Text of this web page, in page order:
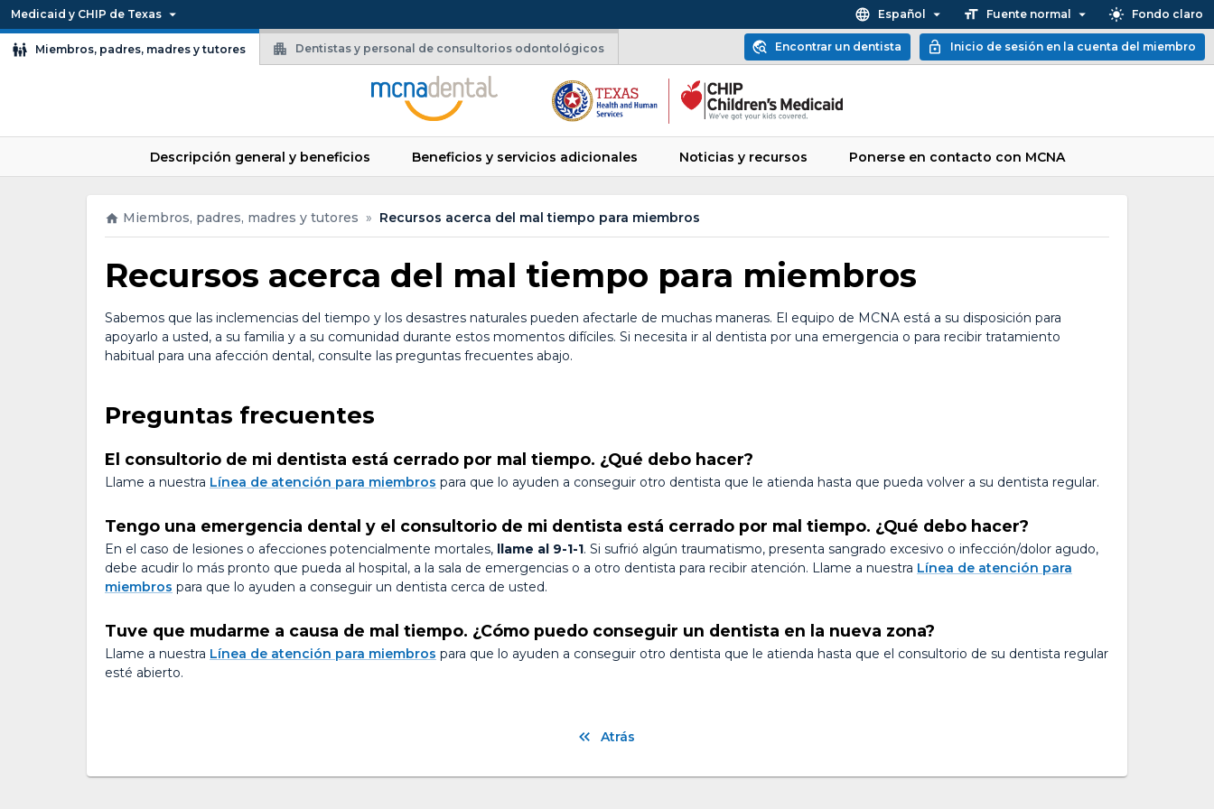
Medicaid y CHIP de Texas Español Fuente normal Fondo claro
Miembros, padres, madres y tutores Dentistas y personal de consultorios odontológicos Encontrar un dentista Inicio de sesión en la cuenta del miembro
Descripción general y beneficios Beneficios y servicios adicionales Noticias y recursos Ponerse en contacto con MCNA
Miembros, padres, madres y tutores » Recursos acerca del mal tiempo para miembros
Recursos acerca del mal tiempo para miembros
Sabemos que las inclemencias del tiempo y los desastres naturales pueden afectarle de muchas maneras. El equipo de MCNA está a su disposición para
apoyarlo a usted, a su familia y a su comunidad durante estos momentos difíciles. Si necesita ir al dentista por una emergencia o para recibir tratamiento
habitual para una afección dental, consulte las preguntas frecuentes abajo.
Preguntas frecuentes
El consultorio de mi dentista está cerrado por mal tiempo. ¿Qué debo hacer?
Llame a nuestra Línea de atención para miembros para que lo ayuden a conseguir otro dentista que le atienda hasta que pueda volver a su dentista regular.
Tengo una emergencia dental y el consultorio de mi dentista está cerrado por mal tiempo. ¿Qué debo hacer?
En el caso de lesiones o afecciones potencialmente mortales, llame al 9-1-1. Si sufrió algún traumatismo, presenta sangrado excesivo o infección/dolor agudo,
debe acudir lo más pronto que pueda al hospital, a la sala de emergencias o a otro dentista para recibir atención. Llame a nuestra Línea de atención para
miembros para que lo ayuden a conseguir un dentista cerca de usted.
Tuve que mudarme a causa de mal tiempo. ¿Cómo puedo conseguir un dentista en la nueva zona?
Llame a nuestra Línea de atención para miembros para que lo ayuden a conseguir otro dentista que le atienda hasta que el consultorio de su dentista regular
esté abierto.
Atrás